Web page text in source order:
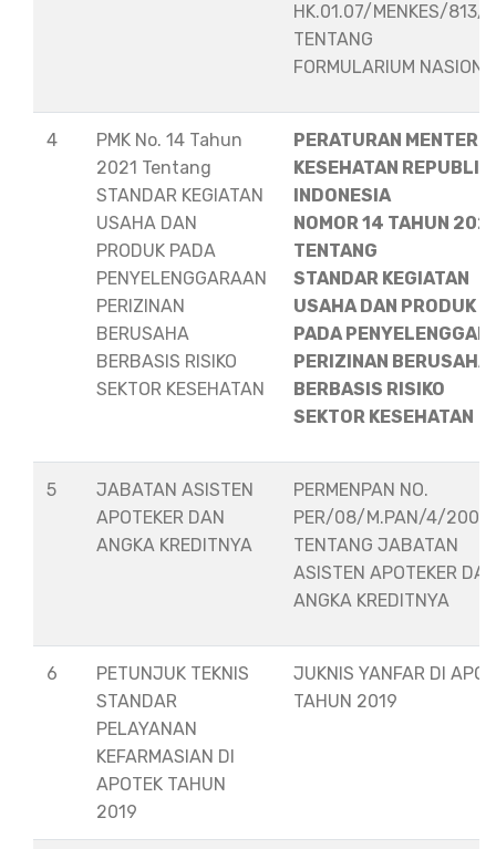
HK.01.07/MENKES/813/
TENTANG
FORMULARIUM
4
PMK No. 14 Tahun
2021 Tentang
STANDAR KEGIATAN
USAHA DAN
PRODUK PADA
PENYELENGGARAAN
PERIZINAN
BERUSAHA
BERBASIS RISIKO
SEKTOR KESEHATAN
PERATURAN MENTERI
KESEHATAN REPUBLIK
INDONESIA
NOMOR 14 TAHUN
TENTANG
STANDAR KEGIATAN
USAHA DAN PRODUK
PADA
PERIZINAN BERUSAHA
BERBASIS RISIKO
SEKTOR KESEHATAN
5
JABATAN ASISTEN
APOTEKER DAN
ANGKA KREDITNYA
PERMENPAN NO.
PER/08/M.PAN/4/2008
TENTANG JABATAN
ASISTEN APOTEKER
ANGKA KREDITNYA
6
PETUNJUK TEKNIS
STANDAR
PELAYANAN
KEFARMASIAN DI
APOTEK TAHUN
2019
JUKNIS YANFAR DI
TAHUN 2019